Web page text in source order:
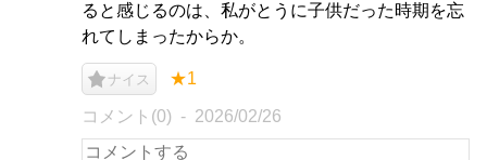
ると感じるのは、私がとうに子供だった時期を忘
れてしまったからか。
ナイス ★1
コメント(0) 2026/02/26